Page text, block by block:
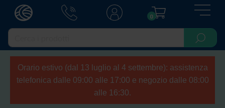
0
Orario estivo (dal 13 luglio al 4 settembre): assistenza
telefonica dalle 09:00 alle 17:00 e negozio dalle 08:00
alle 16:30.